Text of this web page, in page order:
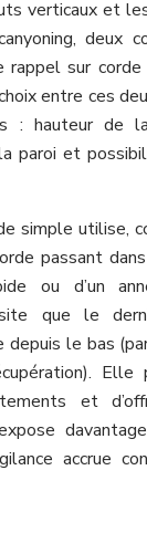
verticaux et
deux
rappel sur
entre ces
: hauteur de
paroi et
simple utilise,
passant
ou d’un
que le
depuis le bas
Elle
et
accrue